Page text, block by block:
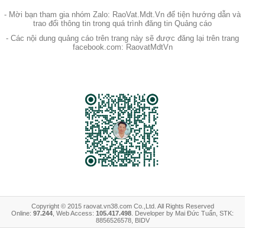
- Mời bạn tham gia nhóm Zalo: RaoVat.Mdt.Vn để tiện hướng dẫn và
trao đổi thông tin trong quá trình đăng tin Quảng cáo
- Các nội dung quảng cáo trên trang này sẽ được đăng lại trên trang
facebook.com: RaovatMdtVn
Copyright © 2015 raovat.vn38.com Co.,Ltd. All Rights Reserved
Online: 97.244 , Web Access: 105.417.498 . Developer by Mai Đức Tuấn, STK:
8856526578, BIDV